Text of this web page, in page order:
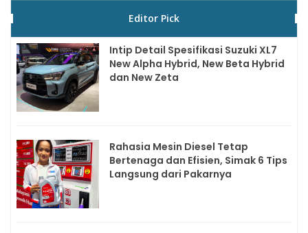
Editor Pick
Intip Detail Spesifikasi Suzuki XL7
New Alpha Hybrid, New Beta Hybrid
dan New Zeta
Rahasia Mesin Diesel Tetap
Bertenaga dan Efisien, Simak 6 Tips
Langsung dari Pakarnya